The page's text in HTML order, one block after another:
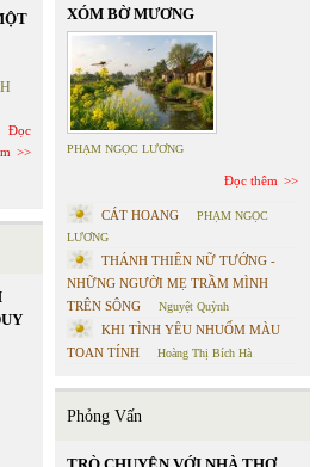
Đọc
XÓM BỜ MƯƠNG
PHẠM NGỌC LƯƠNG
Đọc thêm
CÁT HOANG
PHẠM NGỌC
LƯƠNG
THÁNH THIÊN NỮ TƯỚNG -
NHỮNG NGƯỜI MẸ TRẦM MÌNH
TRÊN SÔNG
Nguyệt Quỳnh
KHI TÌNH YÊU NHUỐM MÀU
TOAN TÍNH
Hoàng Thị Bích Hà
Phỏng Vấn